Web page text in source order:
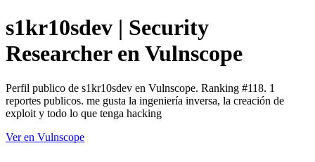
s1kr10sdev | Security
Researcher en Vulnscope
Perfil publico de s1kr10sdev en Vulnscope. Ranking #118. 1
reportes publicos. me gusta la ingeniería inversa, la creación de
exploit y todo lo que tenga hacking
Ver en Vulnscope